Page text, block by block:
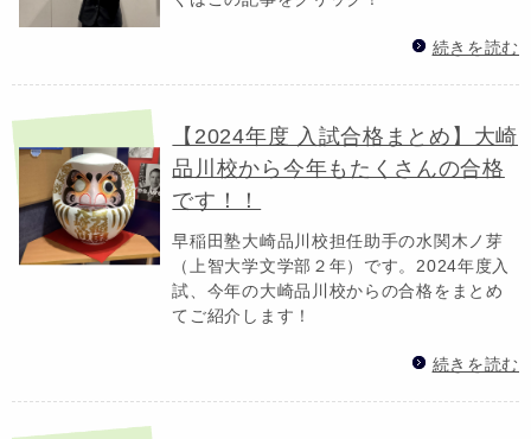
続きを読む
【2024年度 入試合格まとめ】大崎
品川校から今年もたくさんの合格
です！！
早稲田塾大崎品川校担任助手の水関木ノ芽
（上智大学文学部２年）です。2024年度入
試、今年の大崎品川校からの合格をまとめ
てご紹介します！
続きを読む